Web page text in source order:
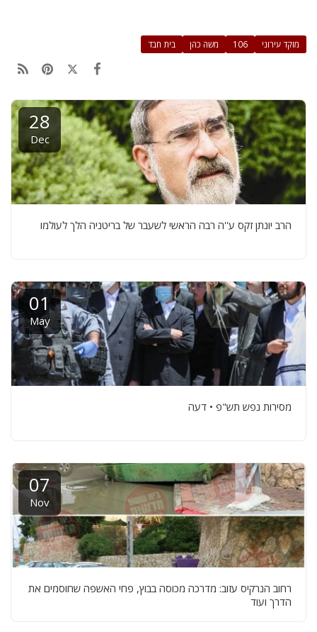
מוקד עירוני 106 משה כהן בית חבד
28
Dec
הרב יונתן זקס ע''ה רבה הראשי לשעבר של בריטניה הלך לעולמו
01
May
מסירות נפש תש"פ • דעה
07
Nov
רחוב הנרקיס עזוב: מדרכה מכוסה בבוץ, פחי האשפה שחוסמים את
הדרך ועוד